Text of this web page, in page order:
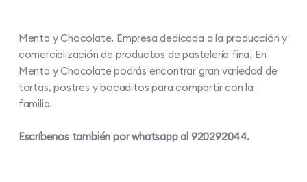
Menta y Chocolate. Empresa dedicada a la producción y
comercialización de productos de pastelería fina. En
Menta y Chocolate podrás encontrar gran variedad de
tortas, postres y bocaditos para compartir con la
familia.
Escríbenos también por whatsapp al 920292044.